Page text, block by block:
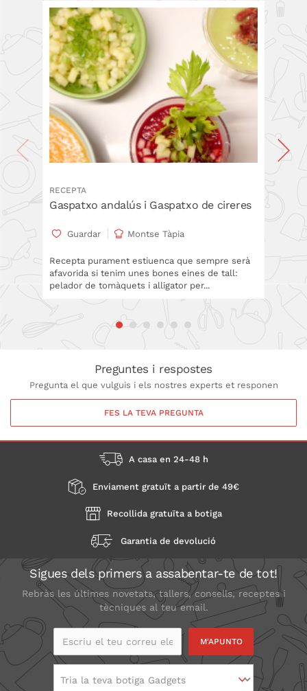
RECEPTA
Gaspatxo andalús i Gaspatxo de cireres
Guardar Montse Tàpia
Recepta purament estiuenca que sempre serà
afavorida si tenim unes bones eines de tall:
pelador de tomàquets i alligator per...
Preguntes i respostes
Pregunta el que vulguis i els nostres experts et responen
FES LA TEVA PREGUNTA
A casa en 24-48 h
Enviament gratuït a partir de 49€
Recollida gratuïta a botiga
Garantia de devolució
Sigues dels primers a assabentar-te de tot!
Rebràs les últimes novetats, tallers, consells, receptes i
tècniques al teu email.
Escriu el teu correu
Tria la teva botiga Gadgets